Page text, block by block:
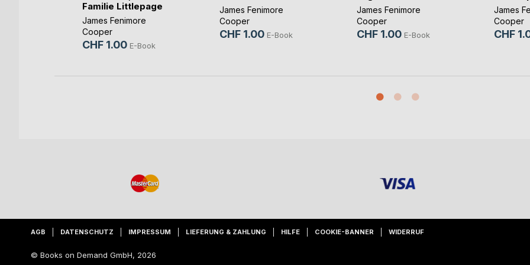
Familie Littlepage
James Fenimore
Cooper
CHF 1.00 E-Book
James Fenimore
Cooper
CHF 1.00 E-Book
James Fenimore
Cooper
CHF 1.00 E-Book
James
Cooper
CHF
AGB DATENSCHUTZ IMPRESSUM LIEFERUNG & ZAHLUNG HILFE COOKIE-BANNER WIDERRUF
© Books on Demand GmbH, 2026